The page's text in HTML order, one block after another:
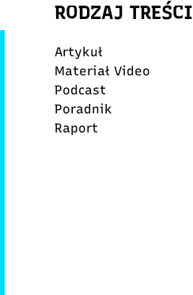
RODZAJ TREŚCI
Artykuł
Materiał Video
Podcast
Poradnik
Raport